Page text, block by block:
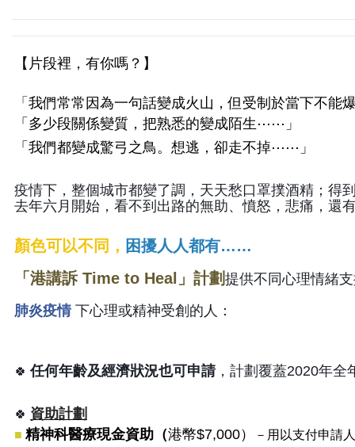
【片段裡，有你嗎？】
「 我們常常因為一句話變成火山，但受制於當下不能
「多少段關係變質，把熟悉的變成陌生 ⋯⋯ 」
「 我們都變成驚弓之鳥。想逃，卻走不掉⋯⋯ 」
疫情下，整個城市都變了調，天天愁口罩撲酒精；得
去年六月開始，看不到出路的無助、憤怒，悲痛，還
顏色可以不同， 困擾人人都有……
「港講訴 Time to Heal 」計劃 提供不同心理情緒
肺炎疫情 下心理或精神受創的人：
🍀任何年齡及經濟狀況也可申請，計劃覆蓋2020年全
🍀 資助計劃
■ 精神科醫療現金資助（港幣$7,000）
－用以支付申請